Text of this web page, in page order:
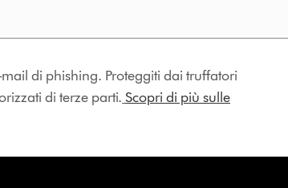
di phishing. Proteggiti dai truffatori
di terze parti. Scopri di più sulle